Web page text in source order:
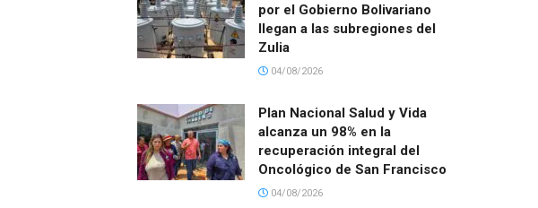
por el Gobierno Bolivariano
llegan a las subregiones del
Zulia
04/08/2026
Plan Nacional Salud y Vida
alcanza un 98% en la
recuperación integral del
Oncológico de San Francisco
04/08/2026